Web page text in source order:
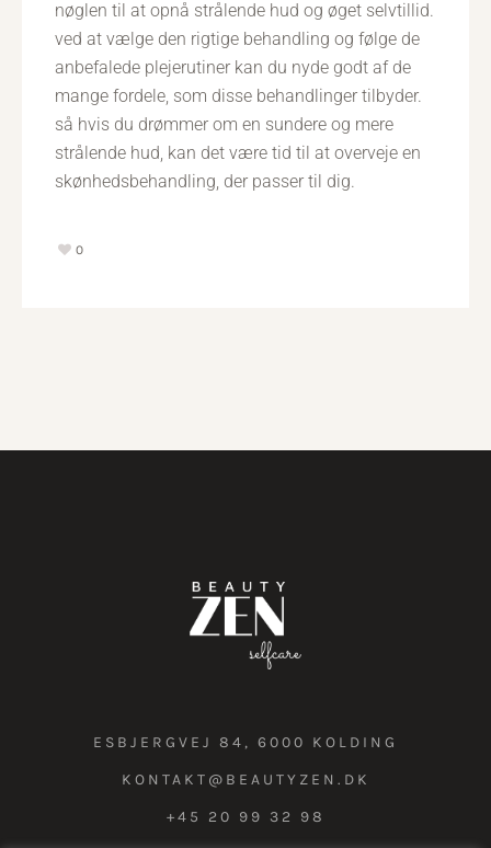
nøglen til at opnå strålende hud og øget selvtillid.
ved at vælge den rigtige behandling og følge de
anbefalede plejerutiner kan du nyde godt af de
mange fordele, som disse behandlinger tilbyder.
så hvis du drømmer om en sundere og mere
strålende hud, kan det være tid til at overveje en
skønhedsbehandling, der passer til dig.
0
ESBJERGVEJ 84, 6000 KOLDING
KONTAKT@BEAUTYZEN.DK
+45 20 99 32 98